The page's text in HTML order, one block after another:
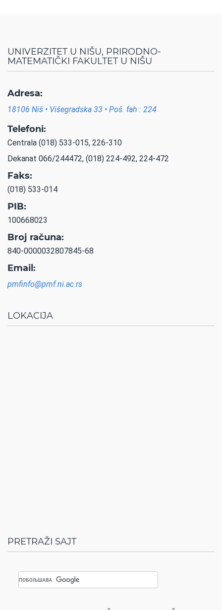
UNIVERZITET U NIŠU, PRIRODNO-
MATEMATIČKI FAKULTET U NIŠU
Adresa:
18106 Niš • Višegradska 33 • Poš. fah : 224
Telefoni:
Centrala (018) 533-015, 226-310
Dekanat 066/244472, (018) 224-492, 224-472
Faks:
(018) 533-014
PIB:
100668023
Broj računa:
840-0000032807845-68
Email:
pmfinfo@pmf.ni.ac.rs
LOKACIJA
PRETRAŽI SAJT